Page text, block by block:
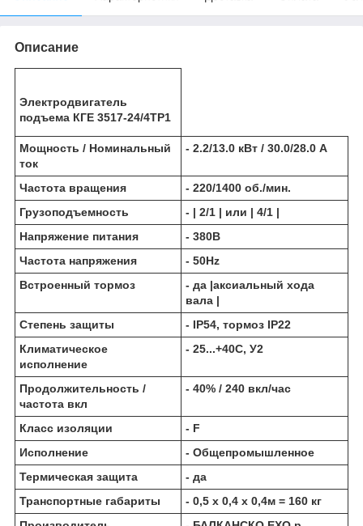
Описание
Электродвигатель
подъема КГЕ 3517-24/4ТР1
Мощность / Номинальный
ток
- 2.2/13.0 кВт / 30.0/28.0 А
Частота вращения
- 220/1400 об./мин.
Грузоподъемность
- | 2/1 | или | 4/1 |
Напряжение питания
- 380В
Частота напряжения
- 50Hz
Встроенный тормоз
- да |аксиальный хода
вала |
Степень защиты
- IP54, тормоз IP22
Климатическое
исполнение
- 25...+40С, У2
Продолжительность /
частота вкл
- 40% / 240 вкл/час
Класс изоляции
- F
Исполнение
- Общепромышленное
Термическая защита
- да
Транспортные габариты
- 0,5 х 0,4 х 0,4м = 160 кг